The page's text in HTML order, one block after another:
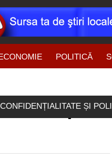
POLITICĂ
CONFIDENȚIALITATE ȘI
24